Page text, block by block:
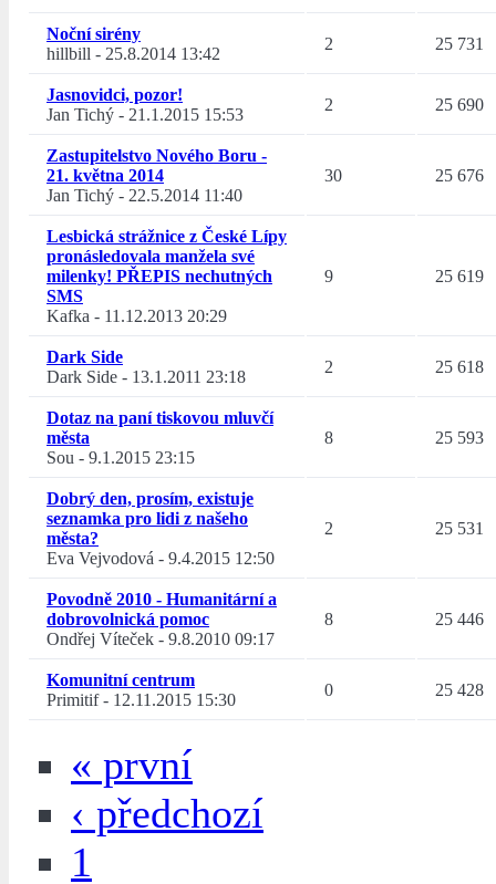
Noční sirény
hillbill - 25.8.2014 13:42
2 25 731
Jasnovidci, pozor!
Jan Tichý - 21.1.2015 15:53
2 25 690
Zastupitelstvo Nového Boru -
21. května 2014
Jan Tichý - 22.5.2014 11:40
30 25 676
Lesbická strážnice z České Lípy
pronásledovala manžela své
milenky! PŘEPIS nechutných
SMS
Kafka - 11.12.2013 20:29
9 25 619
Dark Side
Dark Side - 13.1.2011 23:18
2 25 618
Dotaz na paní tiskovou mluvčí
města
Sou - 9.1.2015 23:15
8 25 593
Dobrý den, prosím, existuje
seznamka pro lidi z našeho
města?
Eva Vejvodová - 9.4.2015 12:50
2 25 531
Povodně 2010 - Humanitární a
dobrovolnická pomoc
Ondřej Víteček - 9.8.2010 09:17
8 25 446
Komunitní centrum
Primitif- 12.11.2015 15:30
0 25 428
« první
‹ předchozí
1